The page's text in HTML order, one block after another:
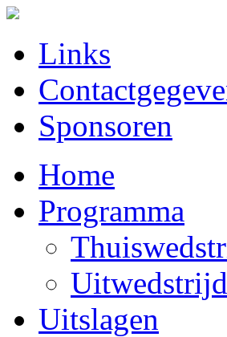
Links
Sponsoren
Home
Programma
Uitslagen